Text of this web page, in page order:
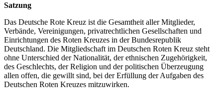
Satzung
Das Deutsche Rote Kreuz ist die Gesamtheit aller Mitglieder,
Verbände, Vereinigungen, privatrechtlichen Gesellschaften und
Einrichtungen des Roten Kreuzes in der Bundesrepublik
Deutschland. Die Mitgliedschaft im Deutschen Roten Kreuz steht
ohne Unterschied der Nationalität, der ethnischen Zugehörigkeit,
des Geschlechts, der Religion und der politischen Überzeugung
allen offen, die gewillt sind, bei der Erfüllung der Aufgaben des
Deutschen Roten Kreuzes mitzuwirken.